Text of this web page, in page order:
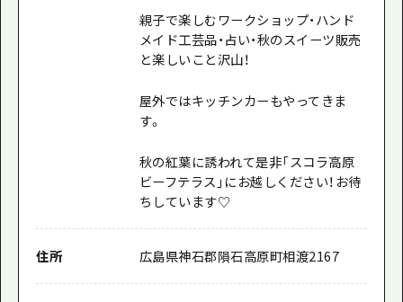
親子で楽しむワークショップ・ハンド
メイド工芸品・占い・秋のスイーツ販売
と楽しいこと沢山！
屋外ではキッチンカーもやってきま
す。
秋の紅葉に誘われて是非「スコラ高原
ビーフテラス」にお越しください！お待
ちしています♡
住所 広島県神石郡隕石高原町相渡2167